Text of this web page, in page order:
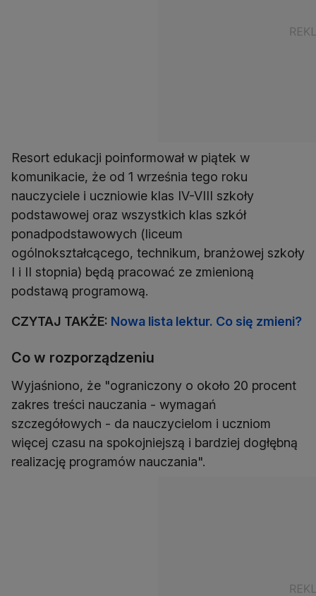
Resort edukacji poinformował w piątek w
komunikacie, że od 1 września tego roku
nauczyciele i uczniowie klas IV-VIII szkoły
podstawowej oraz wszystkich klas szkół
ponadpodstawowych (liceum
ogólnokształcącego, technikum, branżowej szkoły
I i II stopnia) będą pracować ze zmienioną
podstawą programową.
CZYTAJ TAKŻE: Nowa lista lektur. Co się zmieni?
Co w rozporządzeniu
Wyjaśniono, że "ograniczony o około 20 procent
zakres treści nauczania - wymagań
szczegółowych - da nauczycielom i uczniom
więcej czasu na spokojniejszą i bardziej dogłębną
realizację programów nauczania".